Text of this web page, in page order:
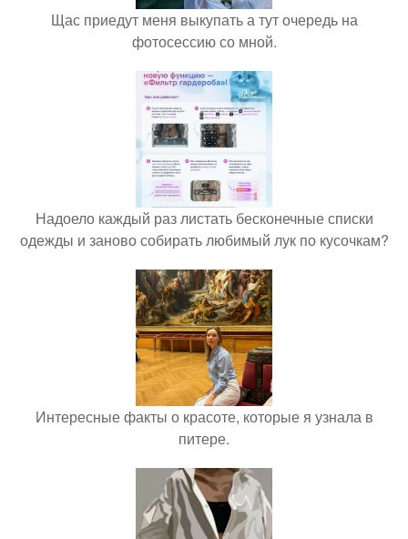
Щас приедут меня выкупать а тут очередь на
фотосессию со мной.
Надоело каждый раз листать бесконечные списки
одежды и заново собирать любимый лук по кусочкам?
Интересные факты о красоте, которые я узнала в
питере.